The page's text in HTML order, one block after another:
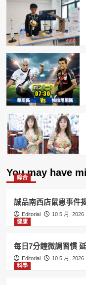
You may have
綜合
誠品南西店鼠患事件
Editorial
10 5 月, 2026
健康
每日7分鐘微調習慣
Editorial
10 5 月, 2026
科學